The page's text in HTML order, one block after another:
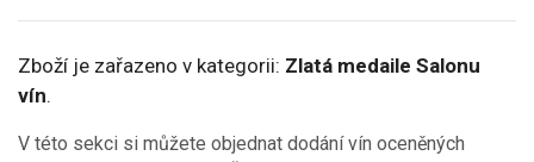
Zboží je zařazeno v kategorii: Zlatá medaile Salonu
vín.
V této sekci si můžete objednat dodání vín oceněných